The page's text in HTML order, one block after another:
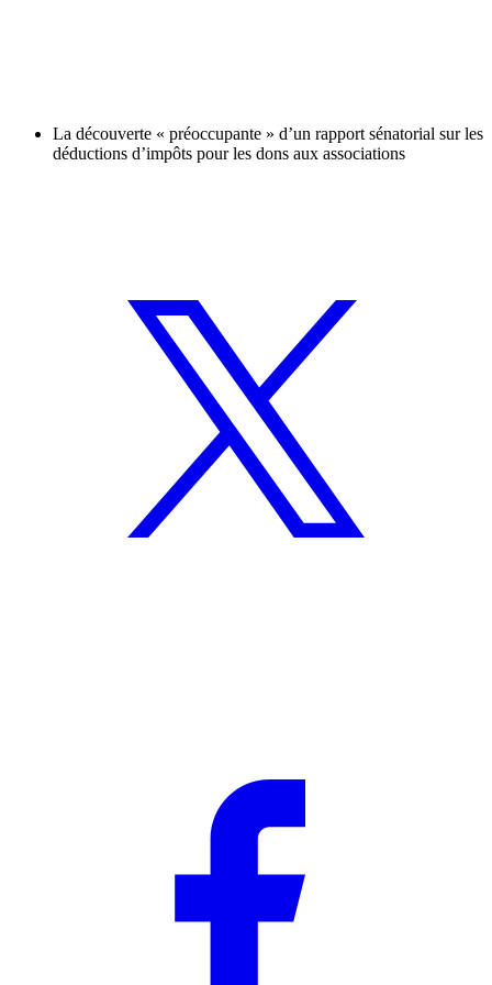
La découverte « préoccupante » d’un rapport sénatorial sur les
déductions d’impôts pour les dons aux associations